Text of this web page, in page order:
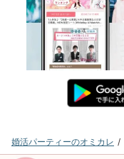
婚活パーティーのオミカレ